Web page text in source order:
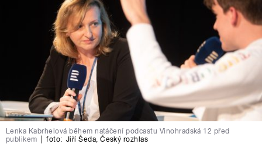
Lenka Kabrhelová během natáčení podcastu Vinohradská 12 před
publikem
foto: Jiří Šeda,Český rozhlas